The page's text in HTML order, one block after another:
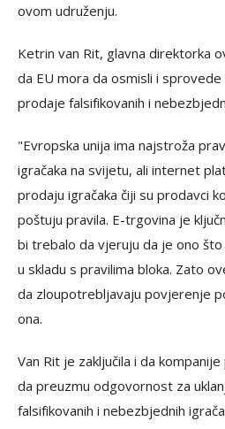
ovom udruženju.
Ketrin van Rit, glavna direktorka
da EU mora da osmisli i
prodaje falsifikovanih i
"Evropska unija ima najstroža
igračaka na svijetu, ali internet
prodaju igračaka čiji su prodavci
poštuju pravila. E-trgovina je
bi trebalo da vjeruju da je ono što
u skladu s pravilima bloka. Zato
da zloupotrebljavaju povjerenje
ona.
Van Rit je zaključila i da
da preuzmu odgovornost za
falsifikovanih i nebezbjednih